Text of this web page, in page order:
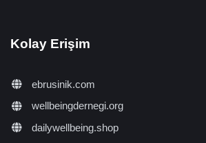
Kolay Erişim
ebrusinik.com
wellbeingdernegi.org
dailywellbeing.shop